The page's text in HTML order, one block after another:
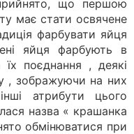
що першою
має стати освячене
фарбувати яйця
яйця фарбують в
їх поєднання , деякі
, зображуючи на них
атрибути цього
назва « крашанка
обмінюватися при